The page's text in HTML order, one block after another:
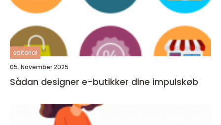
editorial
05. November 2025
Sådan designer e-butikker dine impulskøb